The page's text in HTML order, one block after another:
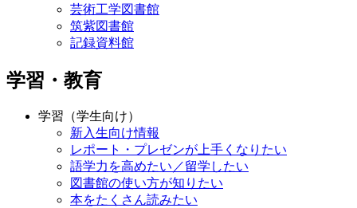
芸術工学図書館
筑紫図書館
記録資料館
学習・教育
学習（学生向け）
新入生向け情報
レポート・プレゼンが上手くなりたい
語学力を高めたい／留学したい
図書館の使い方が知りたい
本をたくさん読みたい